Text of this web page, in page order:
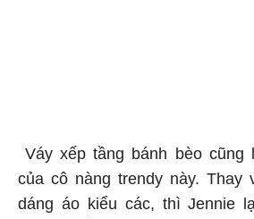
Váy xếp tầng bánh bèo cũng
của cô nàng trendy này. Thay
dáng áo kiểu các, thì Jennie